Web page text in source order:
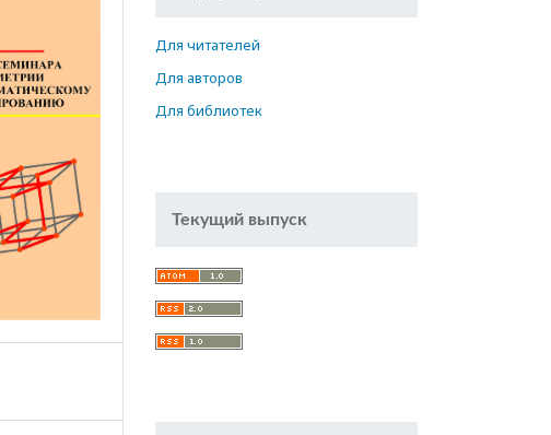
Для читателей
Для авторов
Для библиотек
Текущий выпуск